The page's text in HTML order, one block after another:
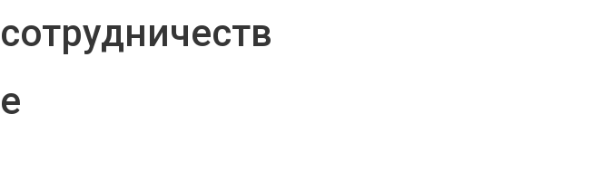
сотрудничеств
е